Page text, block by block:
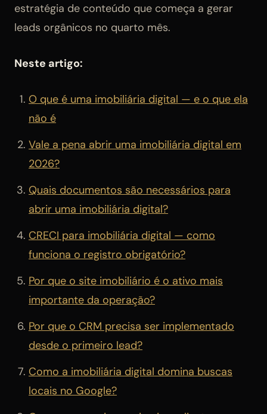
estratégia de conteúdo que começa a gerar
leads orgânicos no quarto mês.
Neste artigo:
O que é uma imobiliária digital — e o que ela
não é
Vale a pena abrir uma imobiliária digital em
2026?
Quais documentos são necessários para
abrir uma imobiliária digital?
CRECI para imobiliária digital — como
funciona o registro obrigatório?
Por que o site imobiliário é o ativo mais
importante da operação?
Por que o CRM precisa ser implementado
desde o primeiro lead?
Como a imobiliária digital domina buscas
locais no Google?